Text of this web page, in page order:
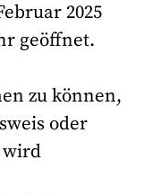
2025
geöffnet.
zu können,
oder
wird